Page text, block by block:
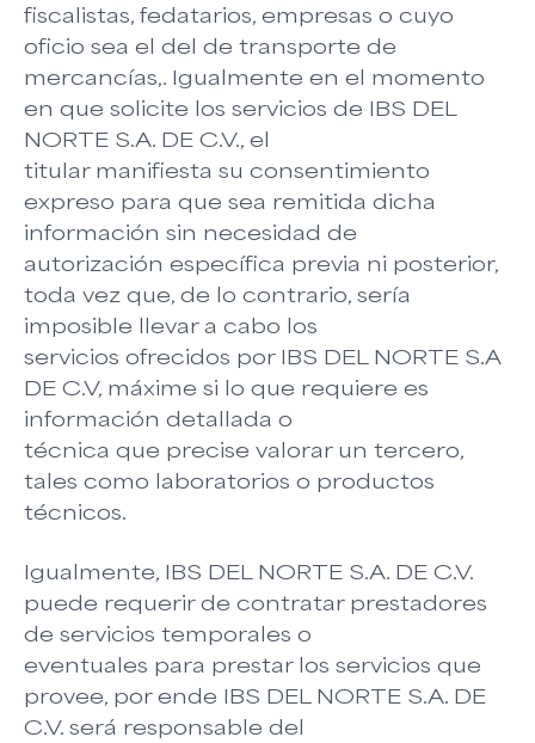
fiscalistas, fedatarios, empresas o cuyo
oficio sea el del de transporte de
mercancías,. Igualmente en el momento
en que solicite los servicios de IBS DEL
NORTE S.A. DE C.V., el
titular manifiesta su consentimiento
expreso para que sea remitida dicha
información sin necesidad de
autorización específica previa ni posterior,
toda vez que, de lo contrario, sería
imposible llevar a cabo los
servicios ofrecidos por IBS DEL NORTE S.A
DE C.V, máxime si lo que requiere es
información detallada o
técnica que precise valorar un tercero,
tales como laboratorios o productos
técnicos.
Igualmente, IBS DEL NORTE S.A. DE C.V.
puede requerir de contratar prestadores
de servicios temporales o
eventuales para prestar los servicios que
provee, por ende IBS DEL NORTE S.A. DE
C.V. será responsable del